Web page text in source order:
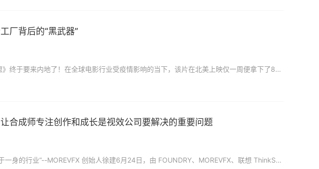
厂背后的“黑武器”
在北美摘得票房冠军宝座的梦工厂年度动画大片《坏蛋联盟》终于要来内地了！在全球电影行业受疫情影响的当下，该片在北美上映仅一周便拿下了8710万美元的票房成绩实属不易，这也是2022年第一部拿到北美周票房
合成师专注创作和成长是视效公司要解决的重要问题
“视效是一个科技密集型、艺术创作密集型、劳动力密集型于一身的行业”--MOREVFX 创始人徐建6月24日，由 FOUNDRY、MOREVFX、联想 ThinkStation 和影视工业网联合发起的、